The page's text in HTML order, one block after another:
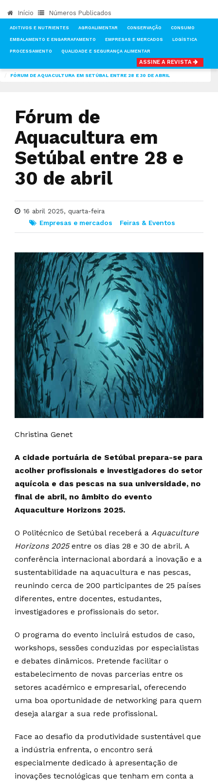
Início Números Publicados
ADITIVOS E NUTRIENTES AGROALIMENTAR CONSERVAÇÃO CONSUMO
EMBALAMENTO E ENGARRAFAMENTO EMPRESAS E MERCADOS LOGÍSTICA
PROCESSAMENTO QUALIDADE E SEGURANÇA ALIMENTAR
ASSINE A REVISTA
FÓRUM DE AQUACULTURA EM SETÚBAL ENTRE 28 E 30 DE ABRIL
Fórum de
Aquacultura em
Setúbal entre 28 e
30 de abril
16 abril 2025, quarta-feira
Empresas e mercados
Feiras & Eventos
Christina Genet
A cidade portuária de Setúbal prepara-se para
acolher profissionais e investigadores do setor
aquícola e das pescas na sua universidade, no
final de abril, no âmbito do evento
Aquaculture Horizons 2025.
O Politécnico de Setúbal receberá a Aquaculture
Horizons 2025entre os dias 28 e 30 de abril. A
conferência internacional abordará a inovação e a
sustentabilidade na aquacultura e nas pescas,
reunindo cerca de 200 participantes de 25 países
diferentes, entre docentes, estudantes,
investigadores e profissionais do setor.
O programa do evento incluirá estudos de caso,
workshops, sessões conduzidas por especialistas
e debates dinâmicos. Pretende facilitar o
estabelecimento de novas parcerias entre os
setores académico e empresarial, oferecendo
uma boa oportunidade de networking para quem
deseja alargar a sua rede profissional.
Face ao desafio da produtividade sustentável que
a indústria enfrenta, o encontro será
especialmente dedicado à apresentação de
inovações tecnológicas que tenham em conta a